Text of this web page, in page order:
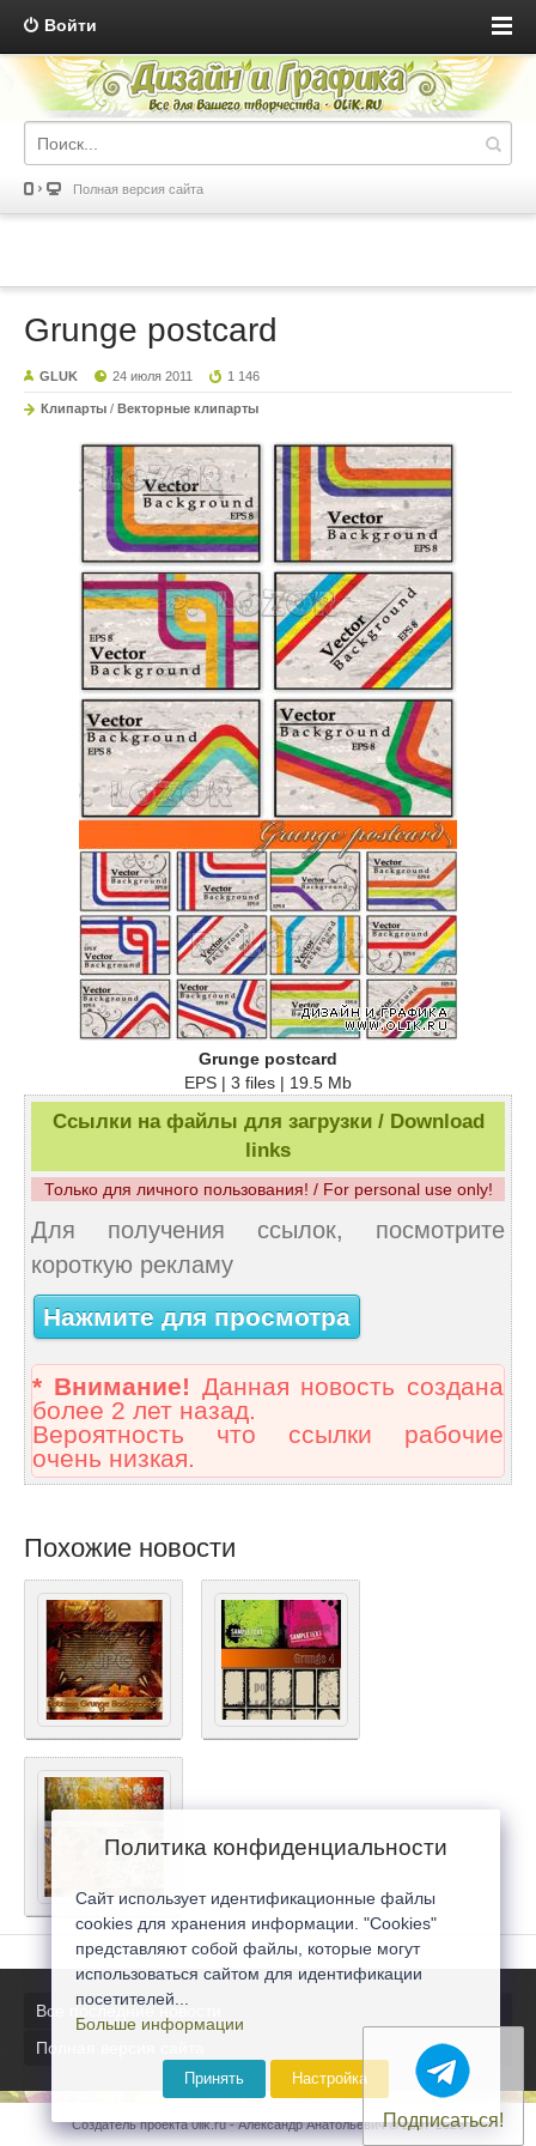
Войти
Полная версия сайта
Grunge postcard
GLUK 24 июля 2011 1 146
Клипарты / Векторные клипарты
Grunge postcard
EPS | 3 files | 19.5 Mb
Ссылки на файлы для загрузки / Download
links
Только для личного пользования! / For personal use only!
Для получения ссылок, посмотрите
короткую рекламу
Нажмите для просмотра
* Внимание! Данная новость создана
более 2 лет назад.
Вероятность что ссылки рабочие
очень низкая.
Похожие новости
Все последние новости
Полная версия сайта
Создатель проекта 0lik.ru - Александр Анатольевич © 2007-2026
Подписаться!
Политика конфиденциальности
Сайт использует идентификационные файлы
cookies для хранения информации. "Cookies"
представляют собой файлы, которые могут
использоваться сайтом для идентификации
посетителей...
Больше информации
Принять Настройка